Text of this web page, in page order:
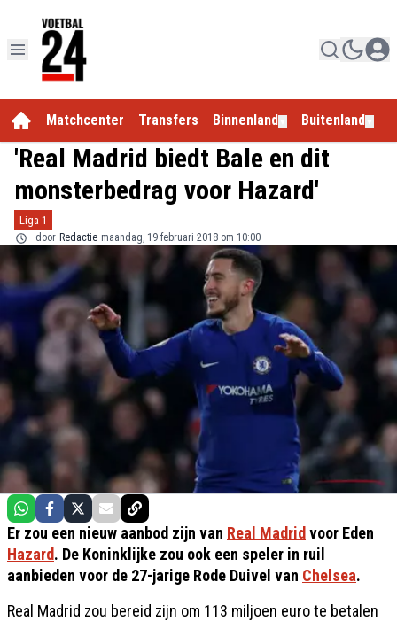
Matchcenter Transfers Binnenland Buitenland
'Real Madrid biedt Bale en dit
monsterbedrag voor Hazard'
Liga 1
door Redactie maandag, 19 februari 2018 om 10:00
Er zou een nieuw aanbod zijn van Real Madrid voor Eden
Hazard. De Koninklijke zou ook een speler in ruil
aanbieden voor de 27-jarige Rode Duivel van Chelsea.
Real Madrid zou bereid zijn om 113 miljoen euro te betalen